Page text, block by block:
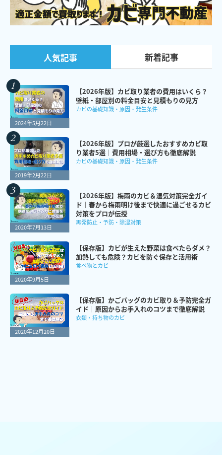
人気記事 新着記事
2024年5月22日
【2026年版】カビ取り業者の費用はいくら？
壁紙・部屋別の料金目安と見積もりの見方
カビの基礎知識・原因・発生条件
2019年2月22日
【2026年版】プロが厳選したおすすめカビ取
り業者5選｜費用相場・選び方も徹底解説
カビの基礎知識・原因・発生条件
2020年7月13日
【2026年版】梅雨のカビ＆湿気対策完全ガイ
ド｜春から梅雨明け後まで快適に過ごせるカビ
対策をプロが伝授
再発防止・予防・除湿対策
2020年9月5日
【保存版】カビが生えた野菜は食べたらダメ？
加熱しても危険？カビを防ぐ保存と活用術
食べ物とカビ
2020年12月20日
【保存版】かごバッグのカビ取り＆予防完全ガ
イド｜原因からお手入れのコツまで徹底解説
衣類・持ち物のカビ